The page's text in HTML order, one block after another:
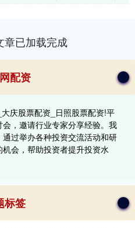
章已加载完成
配资
庆股票配资_日照股票配资!平
，邀请行业专家分享经验。我
过举办各种投资交流活动和研
会，帮助投资者提升投资水
标签